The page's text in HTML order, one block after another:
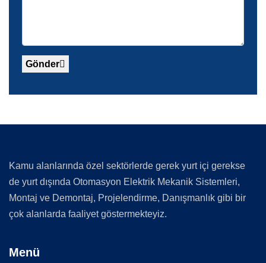
Gönder
Kamu alanlarında özel sektörlerde gerek yurt içi gerekse
de yurt dışında Otomasyon Elektrik Mekanik Sistemleri,
Montaj ve Demontaj, Projelendirme, Danışmanlık gibi bir
çok alanlarda faaliyet göstermekteyiz.
Menü